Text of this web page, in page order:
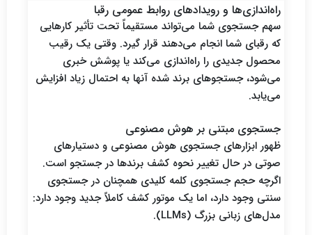
راه‌اندازی‌ها و رویدادهای روابط عمومی رقبا
سهم جستجوی شما می‌تواند مستقیماً تحت تأثیر کارهایی
که رقبای شما انجام می‌دهند قرار گیرد. وقتی یک رقیب
محصول جدیدی را راه‌اندازی می‌کند یا پوشش خبری
می‌شود، جستجوهای برند شده آنها به احتمال زیاد افزایش
می‌یابد.
جستجوی مبتنی بر هوش مصنوعی
ظهور ابزارهای جستجوی هوش مصنوعی و دستیارهای
صوتی در حال تغییر نحوه کشف برندها در جستجو است.
اگرچه حجم جستجوی کلمه کلیدی همچنان در جستجوی
سنتی وجود دارد، اما یک موتور کشف کاملاً جدید وجود دارد:
مدل‌های زبانی بزرگ (LLMs).